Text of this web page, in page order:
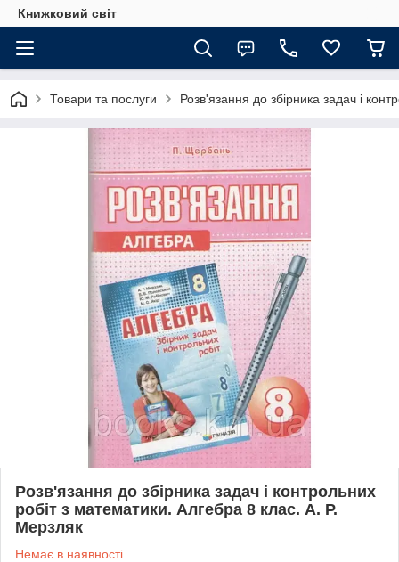
Книжковий світ
Товари та послуги Розв'язання до збірника задач і
Розв'язання до збірника задач і контрольних
робіт з математики. Алгебра 8 клас. А. Р.
Мерзляк
Немає в наявності